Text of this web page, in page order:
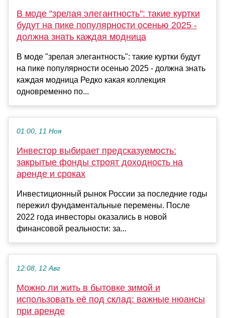
В моде "зрелая элегантность": такие куртки
будут на пике популярности осенью 2025 -
должна знать каждая модница
В моде "зрелая элегантность": такие куртки будут
на пике популярности осенью 2025 - должна знать
каждая модница Редко какая коллекция
одновременно по...
01:00, 11 Ноя
Инвестор выбирает предсказуемость:
закрытые фонды строят доходность на
аренде и сроках
Инвестиционный рынок России за последние годы
пережил фундаментальные перемены. После
2022 года инвесторы оказались в новой
финансовой реальности: за...
12:08, 12 Авг
Можно ли жить в бытовке зимой и
использовать её под склад: важные нюансы
при аренде